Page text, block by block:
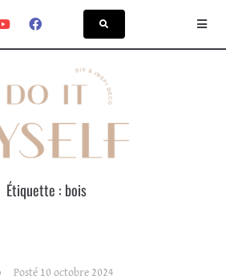
Étiquette : bois
Posté 10 octobre 2024